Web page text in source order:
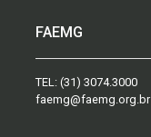
FAEMG
TEL: (31) 3074.3000
faemg@faemg.org.br